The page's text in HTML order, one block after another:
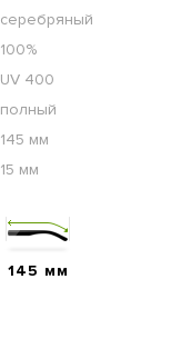
серебряный
100%
UV 400
полный
145 мм
15 мм
145 мм